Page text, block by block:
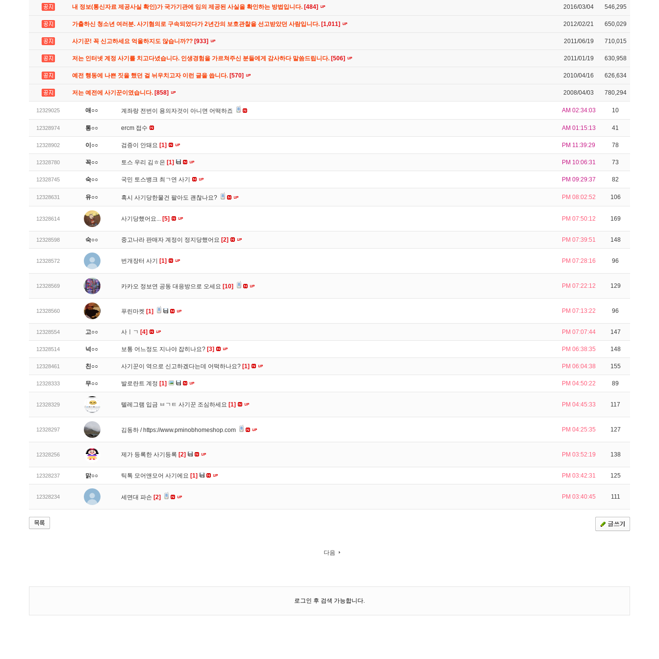
내 정보(통신자료 제공사실 확인)가 국가기관에 임의 제공된 사실을 확인하는 방법입니다. [484] 2016/03/04 546,295
가출하신 청소년 여러분. 사기혐의로 구속되었다가 2년간의 보호관찰을 선고받았던 사람입니다. [1,011] 2012/02/21 650,029
사기꾼! 꼭 신고하세요 억울하지도 않습니까?? [933] 2011/06/19 710,015
저는 인터넷 계정 사기를 치고다녔습니다. 인생경험을 가르쳐주신 분들에게 감사하다 말씀드립니다. [506] 2011/01/19 630,958
예전 행동에 나쁜 짓을 했던 걸 뉘우치고자 이런 글을 씁니다. [570] 2010/04/16 626,634
저는 예전에 사기꾼이였습니다. [858] 2008/04/03 780,294
12329025 애○○ 계좌랑 전번이 용의자것이 아니면 어떡하죠 AM 02:34:03 10
12328974 통○○ ercm 접수 AM 01:15:13 41
12328902 이○○ 검증이 안돼요 [1] PM 11:39:29 78
12328780 꼭○○ 토스 우리 김ㅎ은 [1] PM 10:06:31 73
12328745 숙○○ 국민 토스뱅크 최ㄱ연 사기 PM 09:29:37 82
12328631 유○○ 혹시 사기당한물건 팔아도 괜찮나요? PM 08:02:52 106
12328614 사기당했어요... [5] PM 07:50:12 169
12328598 숙○○ 중고나라 판매자 계정이 정지당했어요 [2] PM 07:39:51 148
12328572 번개장터 사기 [1] PM 07:28:16 96
12328569 카카오 정보연 공동 대응방으로 오세요 [10] PM 07:22:12 129
12328560 푸린마켓 [1] PM 07:13:22 96
12328554 고○○ 사ㅣㄱ [4] PM 07:07:44 147
12328514 넉○○ 보통 어느정도 지나야 잡히나요? [3] PM 06:38:35 148
12328461 친○○ 사기꾼이 역으로 신고하겠다는데 어떡하나요? [1] PM 06:04:38 155
12328333 무○○ 발로란트 계정 [1] PM 04:50:22 89
12328329 텔레그램 입금 ㅂㄱㅌ 사기꾼 조심하세요 [1] PM 04:45:33 117
12328297 김동하 / https://www.pminobhomeshop.com PM 04:25:35 127
12328256 제가 등록한 사기등록 [2] PM 03:52:19 138
12328237 맑○○ 틱톡 모어앤모어 사기에요 [1] PM 03:42:31 125
12328234 세면대 파손 [2] PM 03:40:45 111
다음
로그인 후 검색 가능합니다.